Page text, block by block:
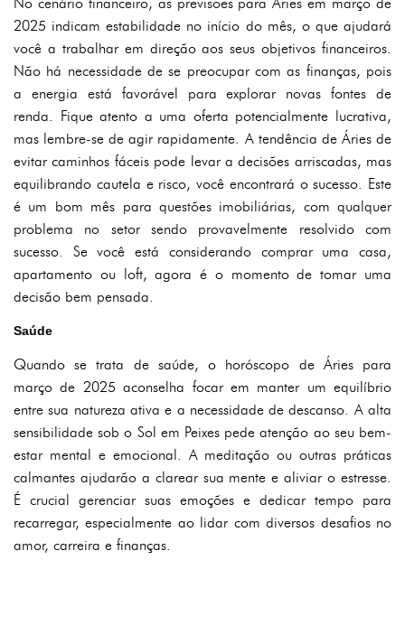
2025 indicam estabilidade no início do mês, o que ajudará
você a trabalhar em direção aos seus objetivos financeiros.
Não há necessidade de se preocupar com as finanças, pois
a energia está favorável para explorar novas fontes de
renda. Fique atento a uma oferta potencialmente lucrativa,
mas lembre-se de agir rapidamente. A tendência de Áries de
evitar caminhos fáceis pode levar a decisões arriscadas, mas
equilibrando cautela e risco, você encontrará o sucesso. Este
é um bom mês para questões imobiliárias, com qualquer
problema no setor sendo provavelmente resolvido com
sucesso. Se você está considerando comprar uma casa,
apartamento ou loft, agora é o momento de tomar uma
decisão bem pensada.
Saúde
Quando se trata de saúde, o horóscopo de Áries para
março de 2025 aconselha focar em manter um equilíbrio
entre sua natureza ativa e a necessidade de descanso. A alta
sensibilidade sob o Sol em Peixes pede atenção ao seu bem-
estar mental e emocional. A meditação ou outras práticas
calmantes ajudarão a clarear sua mente e aliviar o estresse.
É crucial gerenciar suas emoções e dedicar tempo para
recarregar, especialmente ao lidar com diversos desafios no
amor, carreira e finanças.